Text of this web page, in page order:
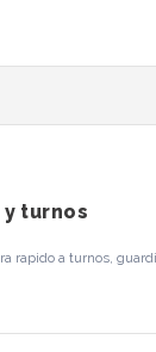
turnos
rapido a turnos,